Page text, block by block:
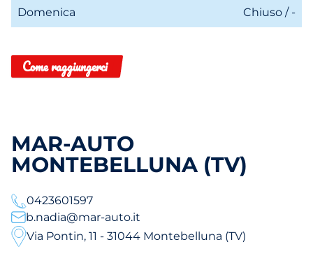
Domenica Chiuso / -
Come raggiungerci
MAR-AUTO
MONTEBELLUNA (TV)
0423601597
b.nadia@mar-auto.it
Via Pontin, 11 - 31044 Montebelluna (TV)